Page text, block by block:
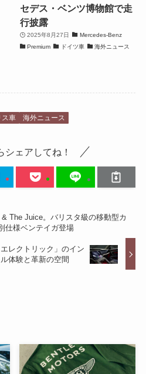
セデス・ベンツ博物館で走
行披露
2025年8月27日
Mercedes-Benz
Premium
ドイツ車 海外ニュース
ス車 海外ニュース
シェアしてね！
The Juice。バリスタ級の移動型カ
仕様ベンテイガ登場
レクトリック」のイン
体験と革新の空間